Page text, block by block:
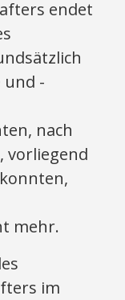
endet
und -
nach
vorliegend
mehr.
im